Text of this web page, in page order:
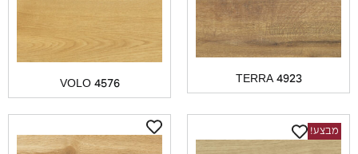
TERRA 4923
VOLO 4576